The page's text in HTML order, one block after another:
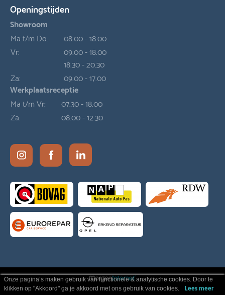
Openingstijden
Showroom
Ma t/m Do:
08.00 - 18.00
Vr:
09.00 - 18.00
18.30 - 20.30
Za:
09.00 - 17.00
Werkplaatsreceptie
Ma t/m Vr:
07.30 - 18.00
Za:
08.00 - 12.30
Onze pagina’s maken gebruik van functionele & analytische cookies. Door te
klikken op "Akkoord" ga je akkoord met ons gebruik van cookies.
Lees meer